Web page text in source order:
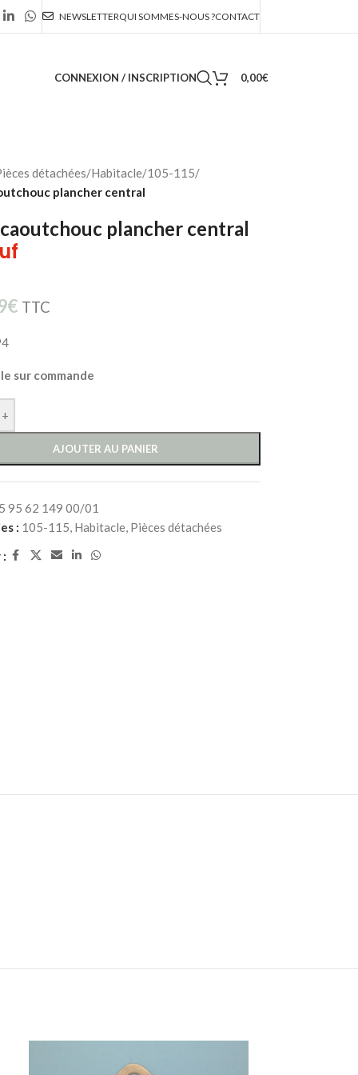
NEWSLETTERQUI SOMMES-NOUS ?CONTACT
CONNEXION / INSCRIPTION 0,00€
détachées/Habitacle/105-115/
plancher central
plancher central
€ TTC
sur commande
+
AJOUTER AU PANIER
95 62 149 00/01
: 105-115, Habitacle, Pièces détachées